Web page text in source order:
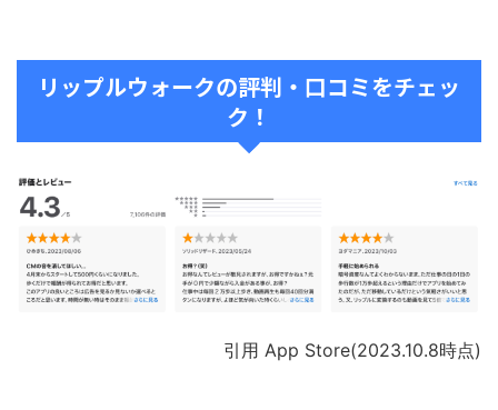
リップルウォークの評判・口コミをチェッ
ク！
引用 App Store(2023.10.8時点)